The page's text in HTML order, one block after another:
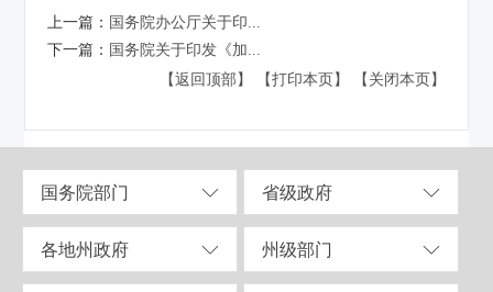
上一篇： 国务院办公厅关于印...
下一篇： 国务院关于印发《加...
【返回顶部】
【打印本页】 【关闭本页】
国务院部门 省级政府
各地州政府 州级部门